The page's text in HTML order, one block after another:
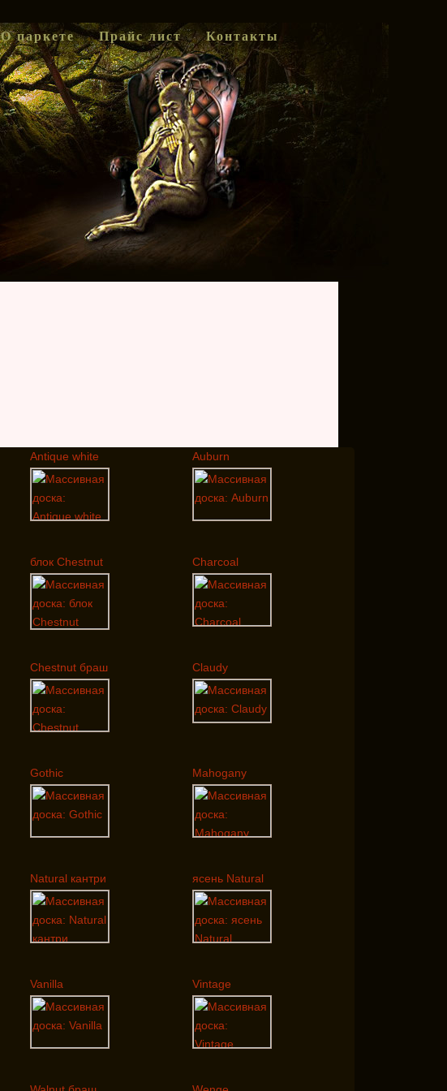
О паркете Прайс лист Контакты
Antique white Auburn
блок Chestnut Charcoal
Chestnut браш Claudy
Gothic Mahogany
Natural кантри ясень Natural
Vanilla Vintage